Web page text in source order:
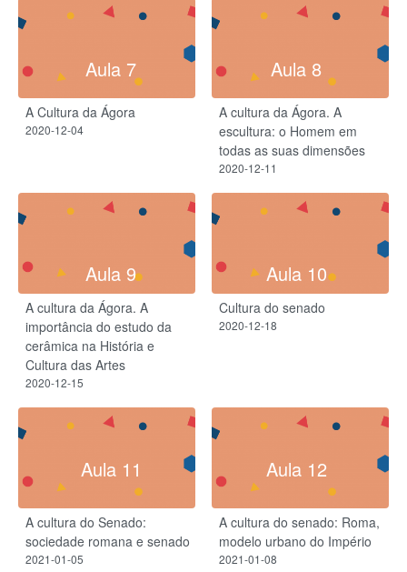
Aula 7
A Cultura da Ágora
2020-12-04
Aula 8
A cultura da Ágora. A
escultura: o Homem em
todas as suas dimensões
2020-12-11
Aula 9
A cultura da Ágora. A
importância do estudo da
cerâmica na História e
Cultura das Artes
2020-12-15
Aula 10
Cultura do senado
2020-12-18
Aula 11
A cultura do Senado:
sociedade romana e senado
2021-01-05
Aula 12
A cultura do senado: Roma,
modelo urbano do Império
2021-01-08